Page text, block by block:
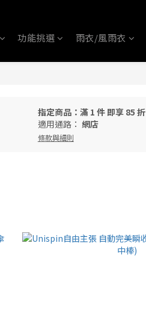
功能挑選 雨衣/風雨衣
指定商品：滿 1 件 即享 85 折
適用通路： 網店
條款與細則